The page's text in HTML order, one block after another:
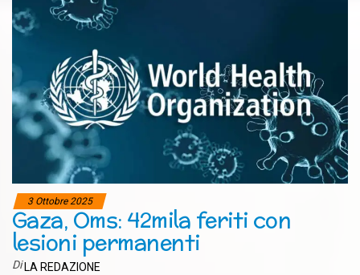
3 Ottobre 2025
Gaza, Oms: 42mila feriti con
lesioni permanenti
Di LA REDAZIONE